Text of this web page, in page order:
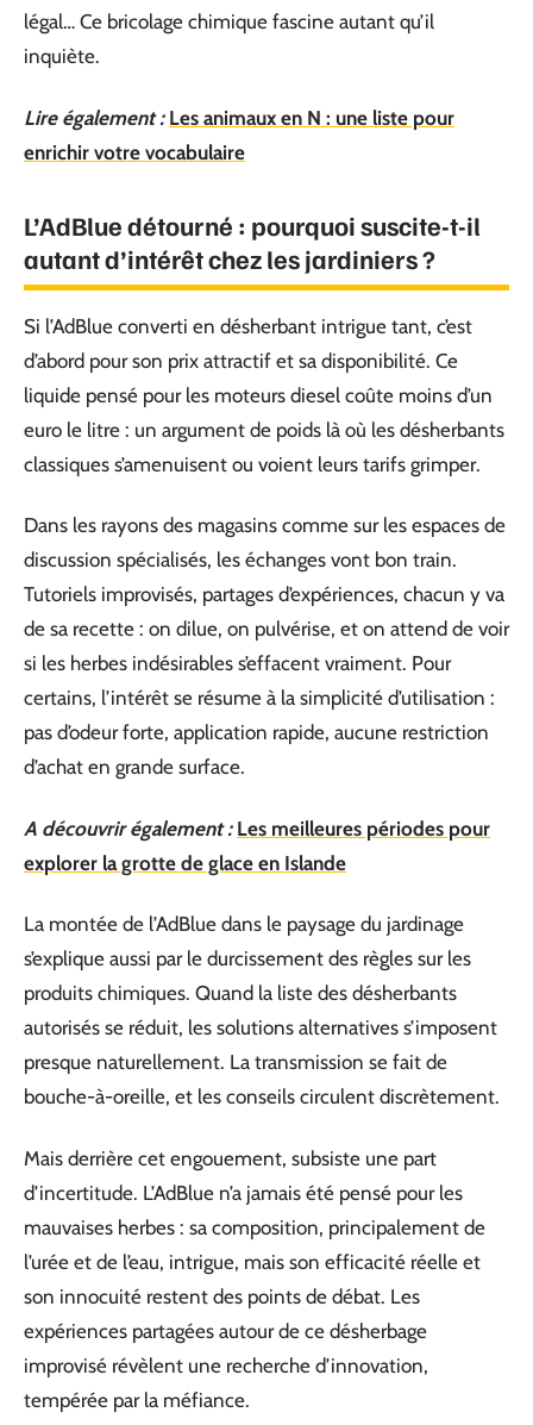
légal… Ce bricolage chimique fascine autant qu’il
inquiète.
Lire également : Les animaux en N : une liste pour
enrichir votre vocabulaire
L’AdBlue détourné : pourquoi suscite-t-il
autant d’intérêt chez les jardiniers ?
Si l’AdBlue converti en désherbant intrigue tant, c’est
d’abord pour son prix attractif et sa disponibilité. Ce
liquide pensé pour les moteurs diesel coûte moins d’un
euro le litre : un argument de poids là où les désherbants
classiques s’amenuisent ou voient leurs tarifs grimper.
Dans les rayons des magasins comme sur les espaces de
discussion spécialisés, les échanges vont bon train.
Tutoriels improvisés, partages d’expériences, chacun y va
de sa recette : on dilue, on pulvérise, et on attend de voir
si les herbes indésirables s’effacent vraiment. Pour
certains, l’intérêt se résume à la simplicité d’utilisation :
pas d’odeur forte, application rapide, aucune restriction
d’achat en grande surface.
A découvrir également : Les meilleures périodes pour
explorer la grotte de glace en Islande
La montée de l’AdBlue dans le paysage du jardinage
s’explique aussi par le durcissement des règles sur les
produits chimiques. Quand la liste des désherbants
autorisés se réduit, les solutions alternatives s’imposent
presque naturellement. La transmission se fait de
bouche-à-oreille, et les conseils circulent discrètement.
Mais derrière cet engouement, subsiste une part
d’incertitude. L’AdBlue n’a jamais été pensé pour les
mauvaises herbes : sa composition, principalement de
l’urée et de l’eau, intrigue, mais son efficacité réelle et
son innocuité restent des points de débat. Les
expériences partagées autour de ce désherbage
improvisé révèlent une recherche d’innovation,
tempérée par la méfiance.